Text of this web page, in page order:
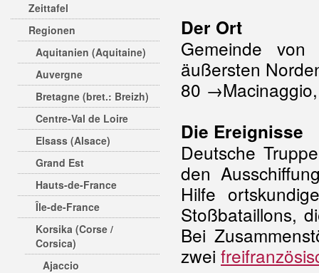
Zeittafel
Regionen
Aquitanien (Aquitaine)
Auvergne
Bretagne (bret.: Breizh)
Centre-Val de Loire
Elsass (Alsace)
Grand Est
Hauts-de-France
Île-de-France
Korsika (Corse /
Corsica)
Ajaccio
Der Ort
Gemeinde
äußersten
80
Die Ereignisse
Deutsche
den
Hilfe
Stoßbataillons,
Bei
zwei